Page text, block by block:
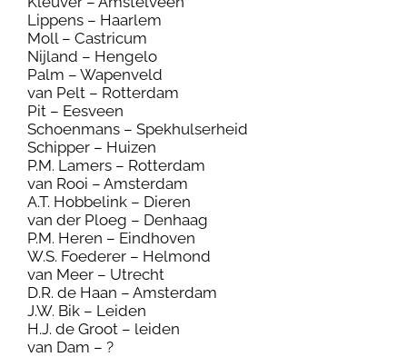
Lippens – Haarlem
Moll – Castricum
Nijland – Hengelo
Palm – Wapenveld
van Pelt – Rotterdam
Pit – Eesveen
Schoenmans – Spekhulserheid
Schipper – Huizen
P.M. Lamers – Rotterdam
van Rooi – Amsterdam
A.T. Hobbelink – Dieren
van der Ploeg – Denhaag
P.M. Heren – Eindhoven
W.S. Foederer – Helmond
van Meer – Utrecht
D.R. de Haan – Amsterdam
J.W. Bik – Leiden
H.J. de Groot – leiden
van Dam – ?